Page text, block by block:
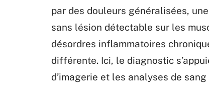
par des douleurs généralisées,
sans lésion détectable sur les
désordres inflammatoires
différente. Ici, le diagnostic
d’imagerie et les analyses de